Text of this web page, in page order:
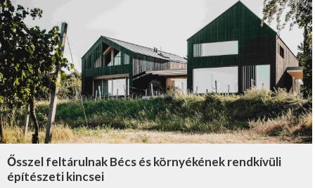
Ősszel feltárulnak Bécs és környékének rendkívüli
építészeti kincsei